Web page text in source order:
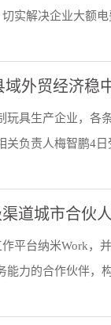
实解决企业大额
域外贸经济稳
玩具生产企业，各
负责人梅智鹏4
道城市合伙
平台纳米Work，
能力的合作伙伴，